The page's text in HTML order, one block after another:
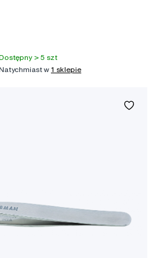
> 5 szt
w1 sklepie